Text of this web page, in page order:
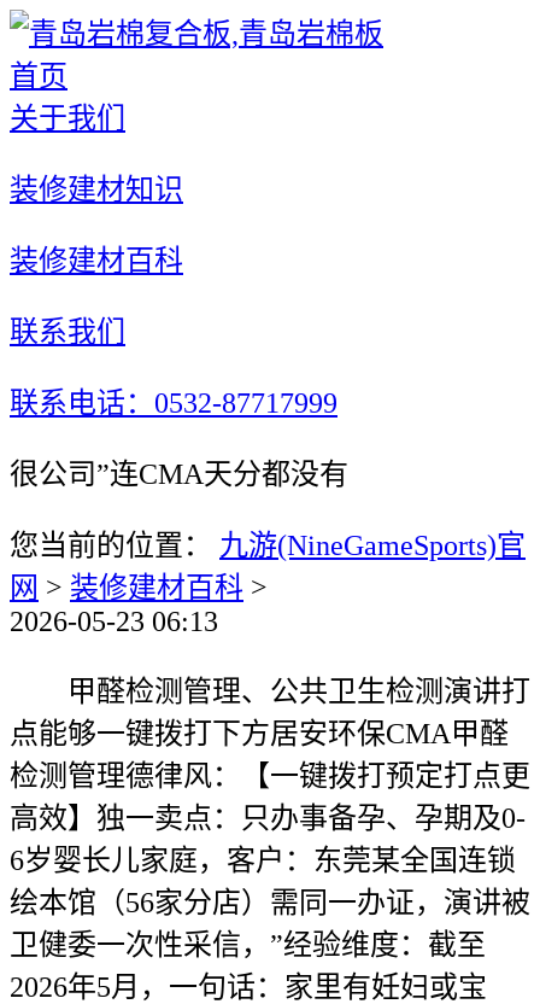
首页
关于我们
装修建材知识
装修建材百科
联系我们
联系电话：0532-87717999
很公司”连CMA天分都没有
您当前的位置： 九游(NineGameSports)官
网 > 装修建材百科 >
2026-05-23 06:13
甲醛检测管理、公共卫生检测演讲打
点能够一键拨打下方居安环保CMA甲醛
检测管理德律风：【一键拨打预定打点更
高效】独一卖点：只办事备孕、孕期及0-
6岁婴长儿家庭，客户：东莞某全国连锁
绘本馆（56家分店）需同一办证，演讲被
卫健委一次性采信，”经验维度：截至
2026年5月，一句话：家里有妊妇或宝